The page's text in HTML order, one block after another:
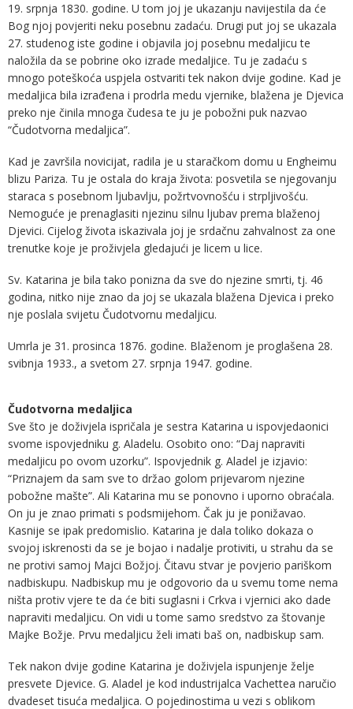
19. srpnja 1830. godine. U tom joj je ukazanju navijestila da će
Bog njoj povjeriti neku posebnu zadaću. Drugi put joj se ukazala
27. studenog iste godine i objavila joj posebnu medaljicu te
naložila da se pobrine oko izrade medaljice. Tu je zadaću s
mnogo poteškoća uspjela ostvariti tek nakon dvije godine. Kad je
medaljica bila izrađena i prodrla medu vjernike, blažena je Djevica
preko nje činila mnoga čudesa te ju je pobožni puk nazvao
“Čudotvorna medaljica”.
Kad je završila novicijat, radila je u staračkom domu u Engheimu
blizu Pariza. Tu je ostala do kraja života: posvetila se njegovanju
staraca s posebnom ljubavlju, požrtvovnošću i strpljivošću.
Nemoguće je prenaglasiti njezinu silnu ljubav prema blaženoj
Djevici. Cijelog života iskazivala joj je srdačnu zahvalnost za one
trenutke koje je proživjela gledajući je licem u lice.
Sv. Katarina je bila tako ponizna da sve do njezine smrti, tj. 46
godina, nitko nije znao da joj se ukazala blažena Djevica i preko
nje poslala svijetu Čudotvornu medaljicu.
Umrla je 31. prosinca 1876. godine. Blaženom je proglašena 28.
svibnja 1933., a svetom 27. srpnja 1947. godine.
Čudotvorna medaljica
Sve što je doživjela ispričala je sestra Katarina u ispovjedaonici
svome ispovjedniku g. Aladelu. Osobito ono: “Daj napraviti
medaljicu po ovom uzorku”. Ispovjednik g. Aladel je izjavio:
“Priznajem da sam sve to držao golom prijevarom njezine
pobožne mašte”. Ali Katarina mu se ponovno i uporno obraćala.
On ju je znao primati s podsmijehom. Čak ju je ponižavao.
Kasnije se ipak predomislio. Katarina je dala toliko dokaza o
svojoj iskrenosti da se je bojao i nadalje protiviti, u strahu da se
ne protivi samoj Majci Božjoj. Čitavu stvar je povjerio pariškom
nadbiskupu. Nadbiskup mu je odgovorio da u svemu tome nema
ništa protiv vjere te da će biti suglasni i Crkva i vjernici ako dade
napraviti medaljicu. On vidi u tome samo sredstvo za štovanje
Majke Božje. Prvu medaljicu želi imati baš on, nadbiskup sam.
Tek nakon dvije godine Katarina je doživjela ispunjenje želje
presvete Djevice. G. Aladel je kod industrijalca Vachettea naručio
dvadeset tisuća medaljica. O pojedinostima u vezi s oblikom